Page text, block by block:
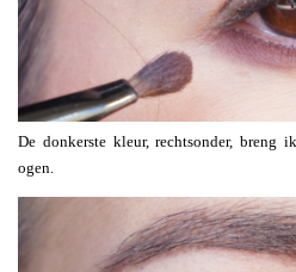
De donkerste kleur, rechtsonder,
ogen.